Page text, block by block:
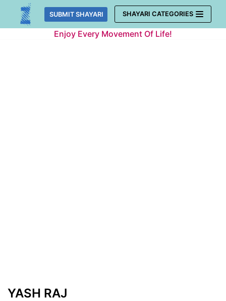
Skip
SUBMIT SHAYARI SHAYARI CATEGORIES
Enjoy Every Movement Of Life!
YASH RAJ